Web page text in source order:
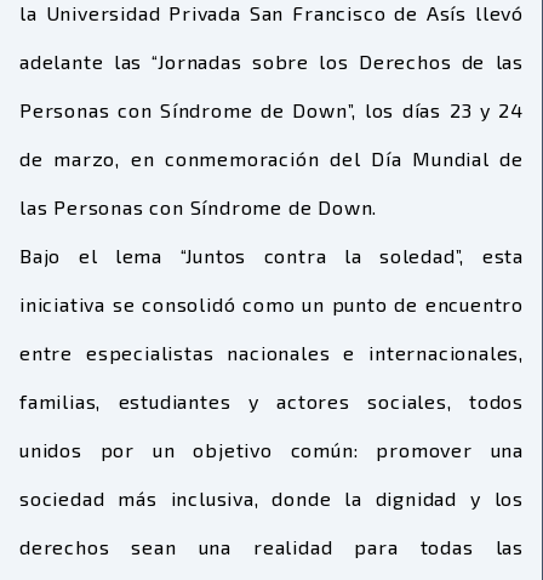
la Universidad Privada San Francisco de Asís llevó
adelante las “Jornadas sobre los Derechos de las
Personas con Síndrome de Down”, los días 23 y 24
de marzo, en conmemoración del Día Mundial de
las Personas con Síndrome de Down.
Bajo el lema “Juntos contra la soledad”, esta
iniciativa se consolidó como un punto de encuentro
entre especialistas nacionales e internacionales,
familias, estudiantes y actores sociales, todos
unidos por un objetivo común: promover una
sociedad más inclusiva, donde la dignidad y los
derechos sean una realidad para todas las